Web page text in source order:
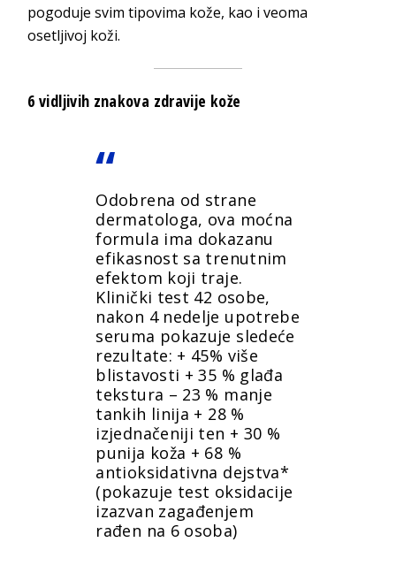
pogoduje svim tipovima kože, kao i veoma
osetljivoj koži.
6 vidljivih znakova zdravije kože
Odobrena od strane
dermatologa, ova moćna
formula ima dokazanu
efikasnost sa trenutnim
efektom koji traje.
Klinički test 42 osobe,
nakon 4 nedelje upotrebe
seruma pokazuje sledeće
rezultate: + 45% više
blistavosti + 35 % glađa
tekstura – 23 % manje
tankih linija + 28 %
izjednačeniji ten + 30 %
punija koža + 68 %
antioksidativna dejstva*
(pokazuje test oksidacije
izazvan zagađenjem
rađen na 6 osoba)